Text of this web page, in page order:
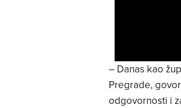
– Danas kao
Pregrade,
odgovornosti i